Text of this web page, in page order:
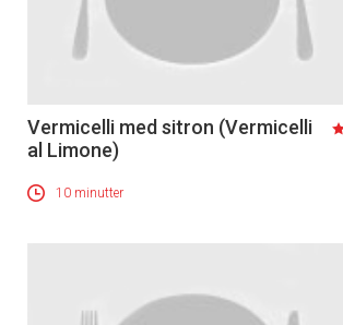
kan fritt velge hvilke du ønsker
Vermicelli med sitron (Vermicelli
al Limone)
10 minutter